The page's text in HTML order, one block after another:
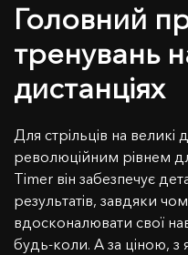
Головний
тренувань
дистанціях
Для стрільців на великі
революційним рівнем
Timer він забезпечує
результатів, завдяки
вдосконалювати свої
будь-коли. А за ціною, з